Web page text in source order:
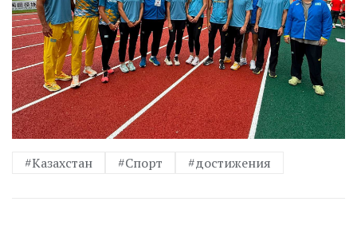
#Казахстан #Спорт #достижения